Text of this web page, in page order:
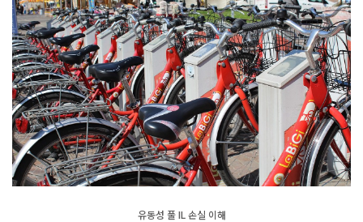
유동성 풀 IL 손실 이해